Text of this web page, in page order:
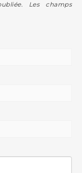
Les champs